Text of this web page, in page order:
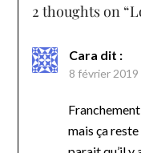
2 thoughts on “
Cara dit :
8 février 2019
Franchement
mais ça